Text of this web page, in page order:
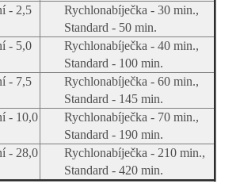
- 2,5
Rychlonabíječka - 30 min.,
Standard - 50 min.
- 5,0
Rychlonabíječka - 40 min.,
Standard - 100 min.
- 7,5
Rychlonabíječka - 60 min.,
Standard - 145 min.
- 10,0
Rychlonabíječka - 70 min.,
Standard - 190 min.
- 28,0
Rychlonabíječka - 210 min.,
Standard - 420 min.